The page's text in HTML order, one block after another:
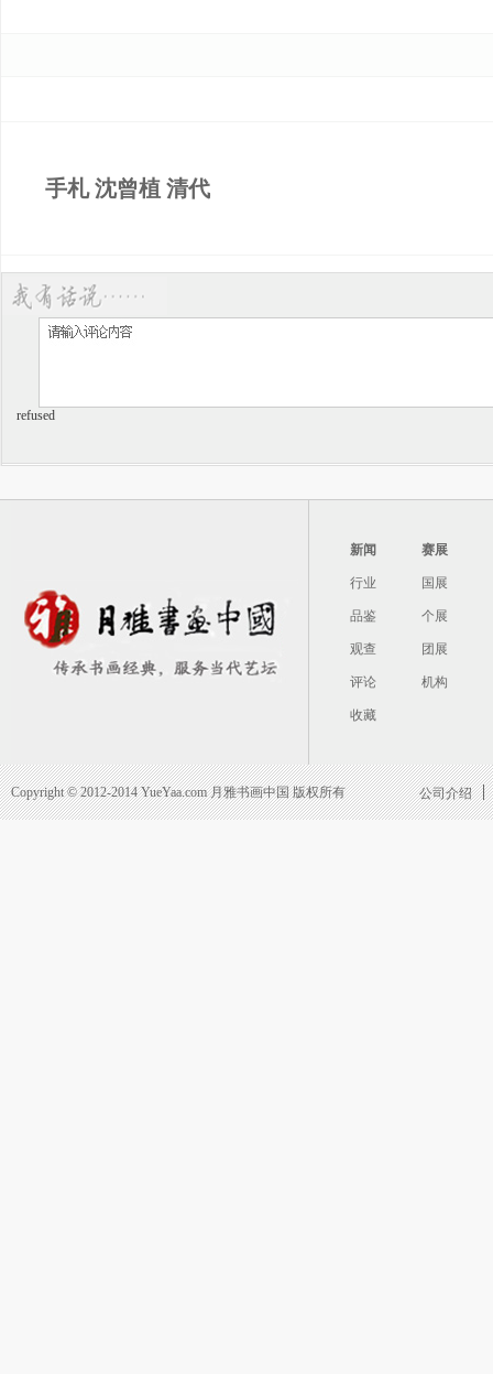
手札 沈曾植 清代
refused
新闻
行业
品鉴
观查
评论
收藏
赛展
国展
个展
团展
机构
Copyright © 2012-2014 YueYaa.com 月雅书画中国 版权所有 公司介绍